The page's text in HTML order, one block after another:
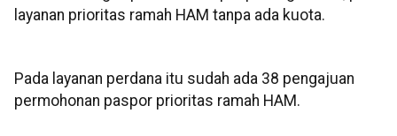
layanan prioritas ramah HAM tanpa ada kuota.
Pada layanan perdana itu sudah ada 38 pengajuan
permohonan paspor prioritas ramah HAM.